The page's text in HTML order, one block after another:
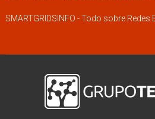
SMARTGRIDSINFO - Todo sobre Redes